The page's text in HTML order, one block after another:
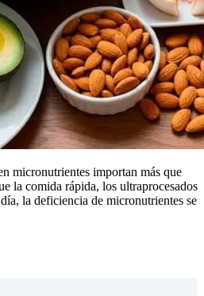
micronutrientes importan más que
la comida rápida, los ultraprocesados
la deficiencia de micronutrientes se